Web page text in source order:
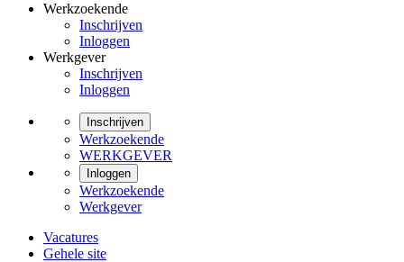
Werkzoekende
Inschrijven
Inloggen
Werkgever
Inschrijven
Inloggen
Inschrijven
Werkzoekende
WERKGEVER
Inloggen
Werkzoekende
Werkgever
Vacatures
Gehele site